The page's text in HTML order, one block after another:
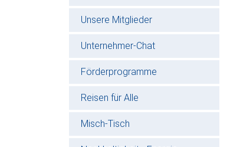
Unsere Mitglieder
Unternehmer-Chat
Förderprogramme
Reisen für Alle
Misch-Tisch